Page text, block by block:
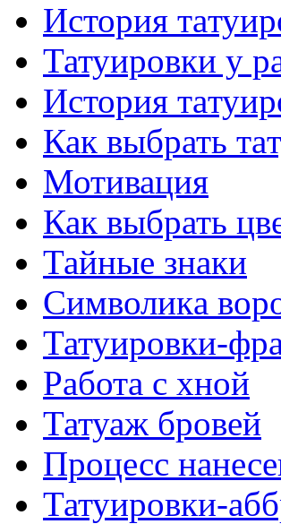
История
Татуировки у
История
Как выбрать
Мотивация
Как выбрать
Тайные знаки
Символикa
Татуировки-
Работa с хнoй
Татуаж бровей
Процесс
Татуировки-